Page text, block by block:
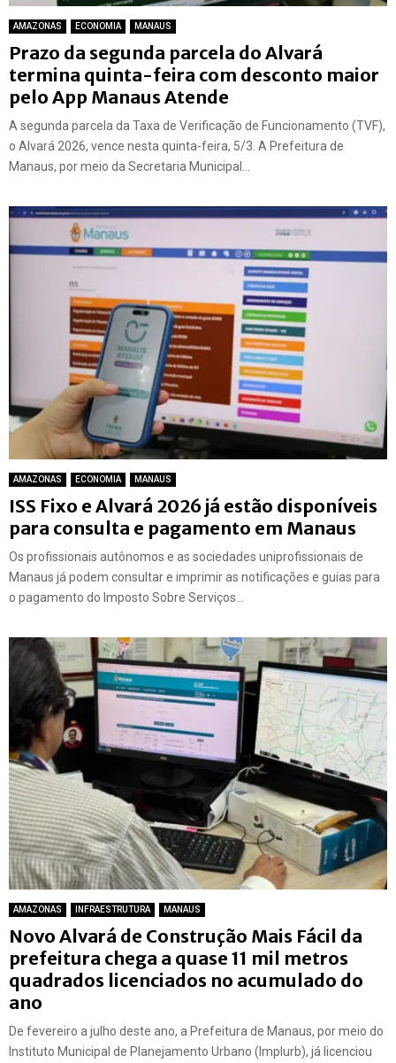
AMAZONAS ECONOMIA MANAUS
Prazo da segunda parcela do Alvará
termina quinta-feira com desconto maior
pelo App Manaus Atende
A segunda parcela da Taxa de Verificação de Funcionamento (TVF),
o Alvará 2026, vence nesta quinta-feira, 5/3. A Prefeitura de
Manaus, por meio da Secretaria Municipal...
AMAZONAS ECONOMIA MANAUS
ISS Fixo e Alvará 2026 já estão disponíveis
para consulta e pagamento em Manaus
Os profissionais autônomos e as sociedades uniprofissionais de
Manaus já podem consultar e imprimir as notificações e guias para
o pagamento do Imposto Sobre Serviços...
AMAZONAS INFRAESTRUTURA MANAUS
Novo Alvará de Construção Mais Fácil da
prefeitura chega a quase 11 mil metros
quadrados licenciados no acumulado do
ano
De fevereiro a julho deste ano, a Prefeitura de Manaus, por meio do
Instituto Municipal de Planejamento Urbano (Implurb), já licenciou